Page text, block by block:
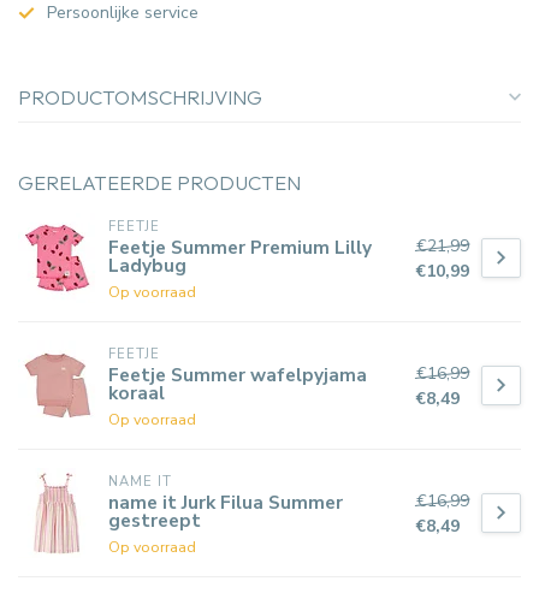
Persoonlijke service
PRODUCTOMSCHRIJVING
GERELATEERDE PRODUCTEN
FEETJE
Feetje Summer Premium Lilly
Ladybug
Op voorraad
€21,99
€10,99
FEETJE
Feetje Summer wafelpyjama
koraal
Op voorraad
€16,99
€8,49
NAME IT
name it Jurk Filua Summer
gestreept
Op voorraad
€16,99
€8,49